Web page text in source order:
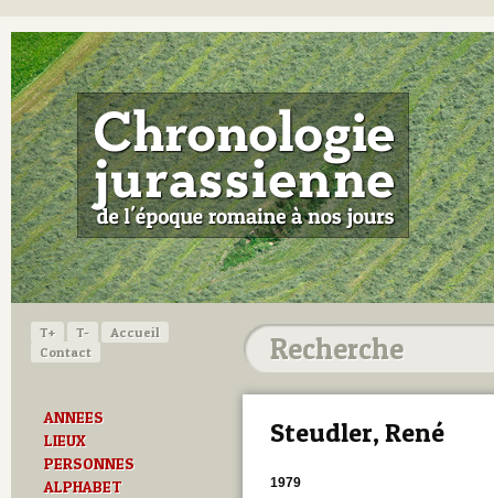
T+ T-
Accueil
Contact
ANNEES
LIEUX
PERSONNES
ALPHABET
Steudler, René
1979